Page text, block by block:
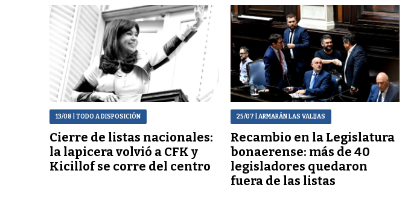
13/08 | TODO A DISPOSICIÓN
Cierre de listas nacionales:
la lapicera volvió a CFK y
Kicillof se corre del centro
25/07 | ARMARÁN LAS VALIJAS
Recambio en la Legislatura
bonaerense: más de 40
legisladores quedaron
fuera de las listas